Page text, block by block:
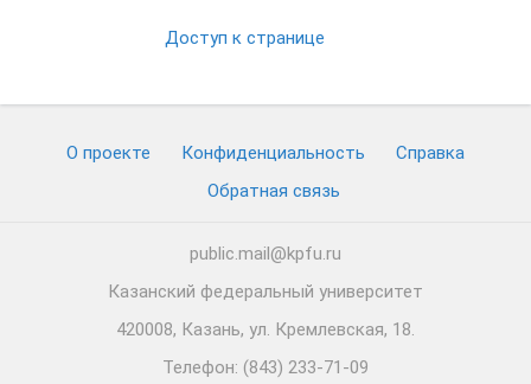
Доступ к странице
О проекте Конфиденциальность
Cправка
Обратная связь
public.mail@kpfu.ru
Казанский федеральный университет
420008, Казань, ул. Кремлевская, 18.
Телефон: (843) 233-71-09